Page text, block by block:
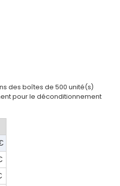
des boîtes de 500 unité(s)
pour le déconditionnement